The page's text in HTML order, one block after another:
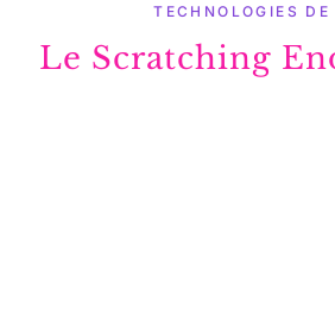
TECHNOLOGIES DE
Le Scratching